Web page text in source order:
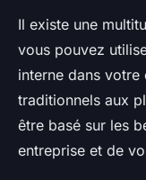
Il existe une
vous pouvez
interne dans
traditionnels aux
être basé sur les
entreprise et de